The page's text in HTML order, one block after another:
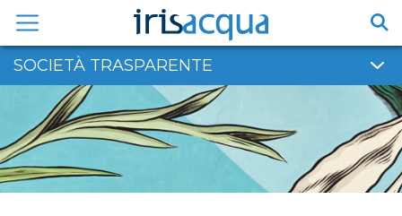
contenuto
SOCIETÀ TRASPARENTE